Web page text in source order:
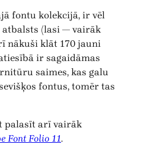
fontu kolekcijā, ir vēl
(lasi — vairāk
nākuši klāt 170 jauni
ir sagaidāmas
saimes, kas galu
fontus, tomēr tas
palasīt arī vairāk
Font Folio 11.